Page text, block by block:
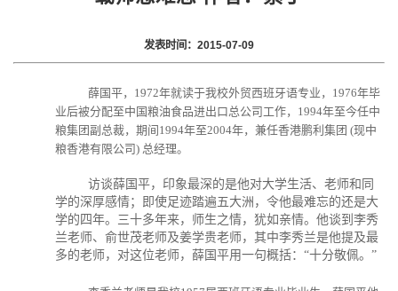
发表时间：2015-07-09
薛国平，1972年就读于我校外贸西班牙语专业，1976年毕
业后被分配至中国粮油食品进出口总公司工作，1994年至今任中
粮集团副总裁，期间1994年至2004年，兼任香港鹏利集团 (现中
粮香港有限公司) 总经理。
访谈薛国平，印象最深的是他对大学生活、老师和同
学的深厚感情；即使足迹踏遍五大洲，令他最难忘的还是大
学的四年。三十多年来，师生之情，犹如亲情。他谈到李秀
兰老师、俞世茂老师及姜学贵老师，其中李秀兰是他提及最
多的老师，对这位老师，薛国平用一句概括：“十分敬佩。”